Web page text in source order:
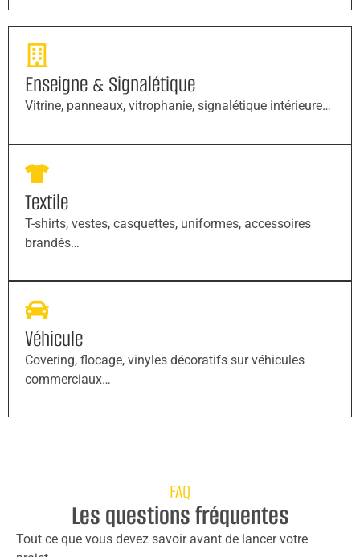
Enseigne & Signalétique
Vitrine, panneaux, vitrophanie, signalétique intérieure…
Textile
T-shirts, vestes, casquettes, uniformes, accessoires
brandés…
Véhicule
Covering, flocage, vinyles décoratifs sur véhicules
commerciaux…
FAQ
Les questions fréquentes
Tout ce que vous devez savoir avant de lancer votre